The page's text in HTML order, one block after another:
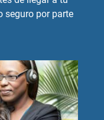
seguro por parte